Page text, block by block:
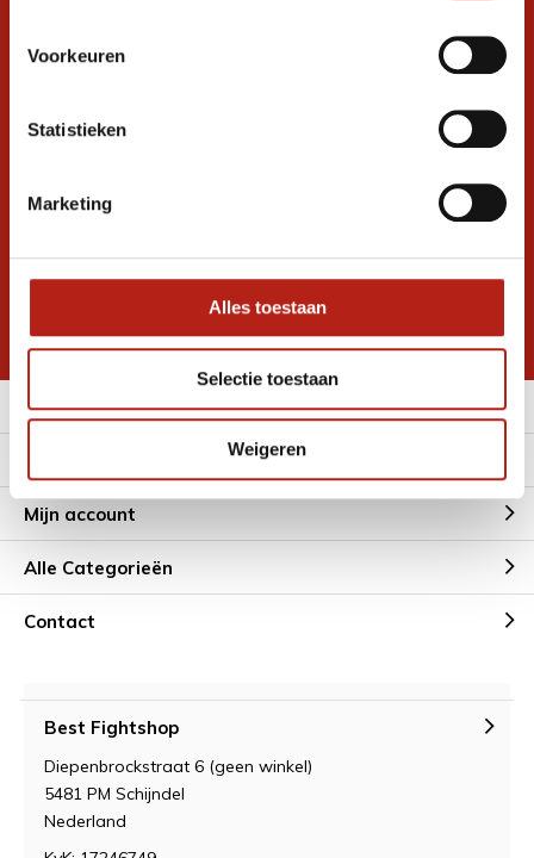
Voorkeuren
Statistieken
Marketing
Alles toestaan
Selectie toestaan
Weigeren
graag verder. 24/7
Ontvang de nieuwste aanbiedingen en
Inschrijven voor
* Lees hier de wettelijke beperkingen
Meer informatie
Mijn account
Alle Categorieën
Contact
Best Fightshop
Diepenbrockstraat 6 (geen winkel)
5481 PM Schijndel
Nederland